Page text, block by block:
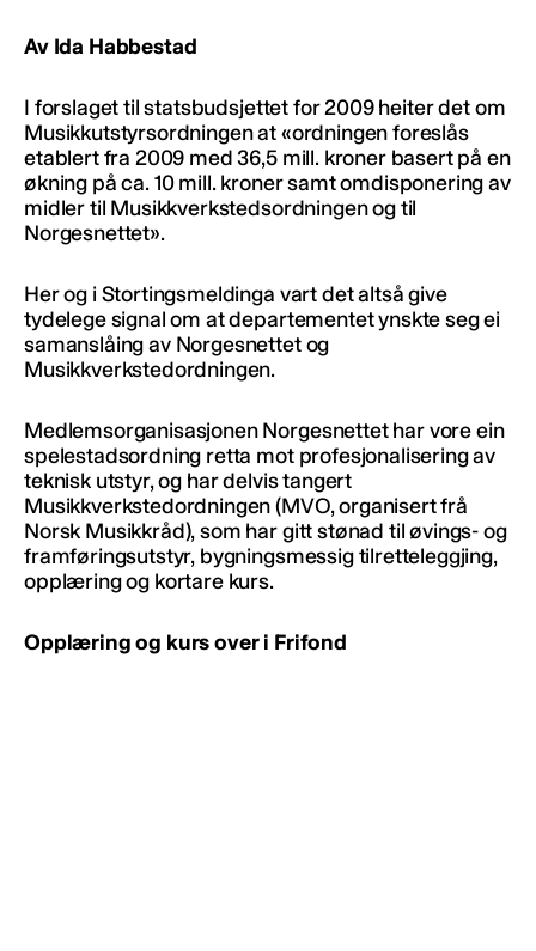
Av Ida Habbestad
I forslaget til statsbudsjettet for 2009 heiter det om
Musikkutstyrsordningen at «ordningen foreslås
etablert fra 2009 med 36,5 mill. kroner basert på en
økning på ca. 10 mill. kroner samt omdisponering av
midler til Musikkverkstedsordningen og til
Norgesnettet».
Her og i Stortingsmeldinga vart det altså give
tydelege signal om at departementet ynskte seg ei
samanslåing av Norgesnettet og
Musikkverkstedordningen.
Medlemsorganisasjonen Norgesnettet har vore ein
spelestadsordning retta mot profesjonalisering av
teknisk utstyr, og har delvis tangert
Musikkverkstedordningen (MVO, organisert frå
Norsk Musikkråd), som har gitt stønad til øvings- og
framføringsutstyr, bygningsmessig tilretteleggjing,
opplæring og kortare kurs.
Opplæring og kurs over i Frifond